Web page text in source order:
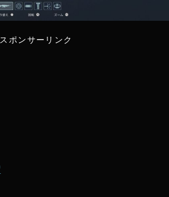
スポンサーリンク